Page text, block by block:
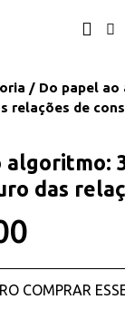
/ Do papel ao
relações de
algoritmo:
das
COMPRAR